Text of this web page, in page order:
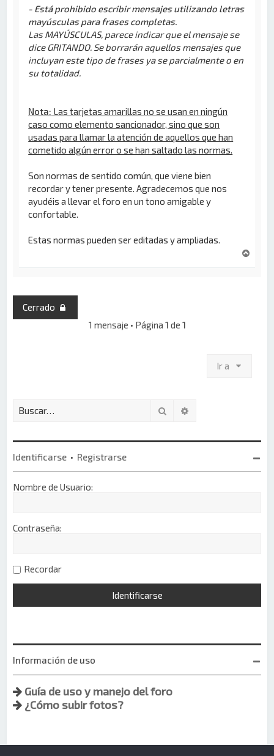
- Está prohibido escribir mensajes utilizando letras
mayúsculas para frases completas.
Las MAYÚSCULAS, parece indicar que el mensaje se
dice GRITANDO. Se borrarán aquellos mensajes que
incluyan este tipo de frases ya se parcialmente o en
su totalidad.
Nota: Las tarjetas amarillas no se usan en ningún
caso como elemento sancionador, sino que son
usadas para llamar la atención de aquellos que han
cometido algún error o se han saltado las normas.
Son normas de sentido común, que viene bien
recordar y tener presente. Agradecemos que nos
ayudéis a llevar el foro en un tono amigable y
confortable.
Estas normas pueden ser editadas y ampliadas.
Cerrado
1 mensaje • Página 1 de 1
Ir a
Buscar
Identificarse • Registrarse
Nombre de Usuario:
Contraseña:
Recordar
Información de uso
Guía de uso y manejo del foro
¿Cómo subir fotos?